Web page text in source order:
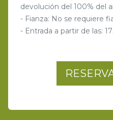
devolución del 100% del
- Fianza: No se requiere
- Entrada a partir de las: